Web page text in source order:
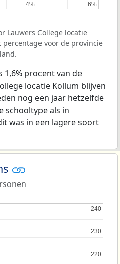
4%
4% 6%
6%
Lauwers College locatie
voor de provincie
1,6% procent van de
locatie Kollum blijven
nog een jaar hetzelfde
schooltype als in
was in een lagere soort
220
220
230
230
240
240